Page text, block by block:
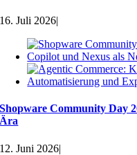
16. Juli 2026|
Shopware Community Day
Ära
12. Juni 2026|